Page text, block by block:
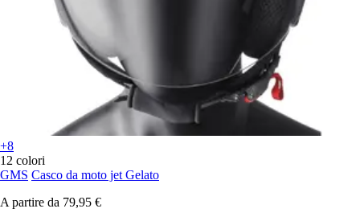
+8
12 colori
GMS Casco da moto jet Gelato
A partire da 79,95 €